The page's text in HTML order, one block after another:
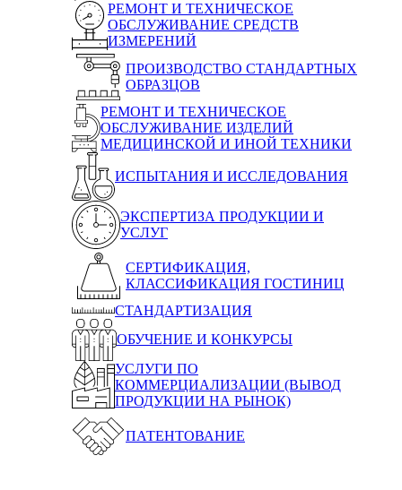
РЕМОНТ И ТЕХНИЧЕСКОЕ
ОБСЛУЖИВАНИЕ СРЕДСТВ
ИЗМЕРЕНИЙ
ПРОИЗВОДСТВО СТАНДАРТНЫХ
ОБРАЗЦОВ
РЕМОНТ И ТЕХНИЧЕСКОЕ
ОБСЛУЖИВАНИЕ ИЗДЕЛИЙ
МЕДИЦИНСКОЙ И ИНОЙ ТЕХНИКИ
ИСПЫТАНИЯ И ИССЛЕДОВАНИЯ
ЭКСПЕРТИЗА ПРОДУКЦИИ И
УСЛУГ
СЕРТИФИКАЦИЯ,
КЛАССИФИКАЦИЯ ГОСТИНИЦ
СТАНДАРТИЗАЦИЯ
ОБУЧЕНИЕ И КОНКУРСЫ
УСЛУГИ ПО
КОММЕРЦИАЛИЗАЦИИ (ВЫВОД
ПРОДУКЦИИ НА РЫНОК)
ПАТЕНТОВАНИЕ